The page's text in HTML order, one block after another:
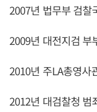
2007년 법무부 검찰
2009년 대전지검 부
2010년 주LA총영사
2012년 대검찰청 범